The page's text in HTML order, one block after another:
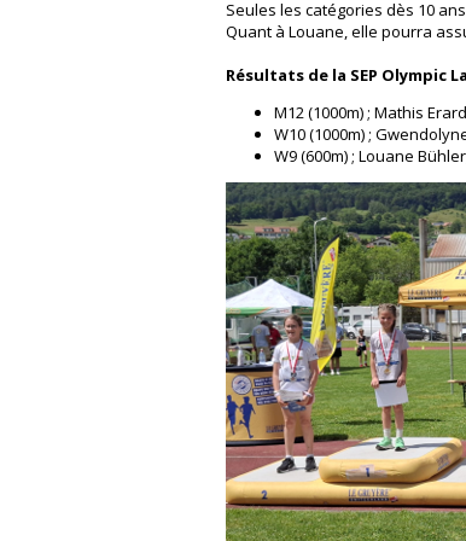
Seules les catégories dès 10
Quant à Louane, elle pourra
Résultats de la SEP Olympic
M12 (1000m) ; Mathis Erard,
W10 (1000m) ;
W9 (600m) ; Louane Bühler,